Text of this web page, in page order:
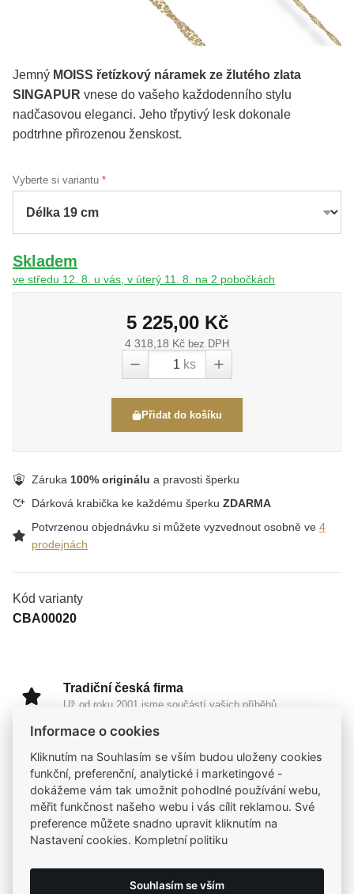
Slovensko
Jemný MOISS řetízkový náramek ze žlutého zlata
SINGAPUR vnese do vašeho každodenního stylu
nadčasovou eleganci. Jeho třpytivý lesk dokonale
podtrhne přirozenou ženskost.
Vyberte si variantu
Skladem
ve středu 12. 8. u vás, v úterý 11. 8. na 2 pobočkách
5 225,00 Kč
4 318,18 Kč bez DPH
ks
Přidat do košíku
Záruka 100% originálu a pravosti šperku
Dárková krabička ke každému šperku ZDARMA
Potvrzenou objednávku si můžete vyzvednout osobně ve 4
prodejnách
Kód varianty
CBA00020
Tradiční česká firma
Už od roku 2001 jsme součástí vašich příběhů
Široký výběr produktů
Na našem e-shopu máte výběr z tisíců šperků
Garance vysoké kvality
Certifikáty původu a kvality k vybraným šperkům
Kamenné prodejny
Informace o cookies
Kliknutím na Souhlasím se vším budou uloženy cookies
funkční, preferenční, analytické i marketingové -
dokážeme vám tak umožnit pohodlné používání webu,
měřit funkčnost našeho webu i vás cílit reklamou. Své
preference můžete snadno upravit kliknutím na
Nastavení cookies. Kompletní politiku
Souhlasím se vším